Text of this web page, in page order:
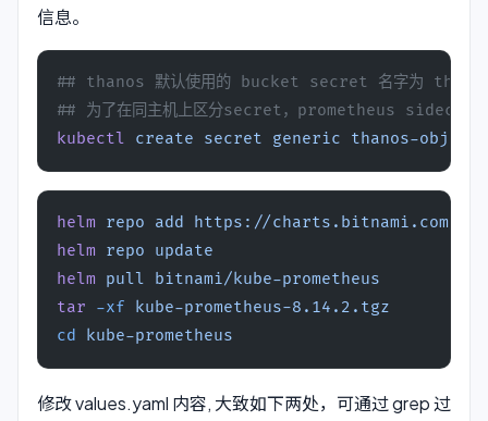
信息。
## thanos 默认使用的 bucket secret 名字为
## 为了在同主机上区分secret，prometheus
kubectl create secret generic thanos-
helm repo add https://charts.bitnami.com/
helm repo update
helm pull bitnami/kube-prometheus
tar -xf kube-prometheus-8.14.2.tgz
cd kube-prometheus
修改 values.yaml 内容, 大致如下两处，可通过 grep 过